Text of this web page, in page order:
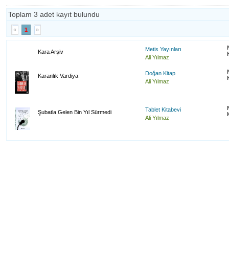
Toplam 3 adet kayıt bulundu
« 1 »
Kara Arşiv
Metis Yayınları
Ali Yılmaz
Karanlık Vardiya
Doğan Kitap
Ali Yılmaz
Şubatla Gelen Bin Yıl Sürmedi
Tablet Kitabevi
Ali Yılmaz